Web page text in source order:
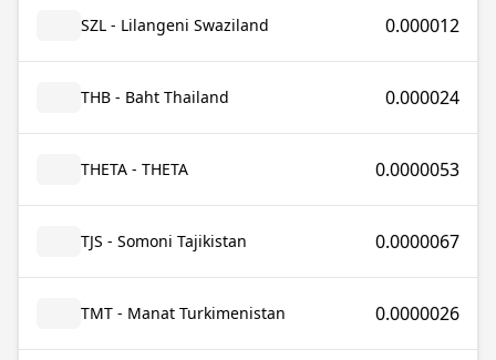
SZL - Lilangeni Swaziland 0.000012
THB - Baht Thailand 0.000024
THETA - THETA 0.0000053
TJS - Somoni Tajikistan 0.0000067
TMT - Manat Turkimenistan 0.0000026